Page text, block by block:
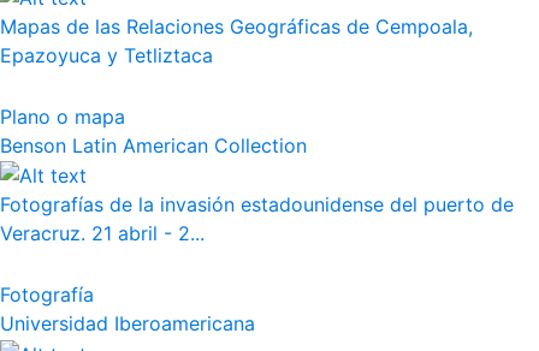
Mapas de las Relaciones Geográficas de Cempoala,
Epazoyuca y Tetliztaca
Plano o mapa
Benson Latin American Collection
Fotografías de la invasión estadounidense del puerto de
Veracruz. 21 abril - 2...
Fotografía
Universidad Iberoamericana